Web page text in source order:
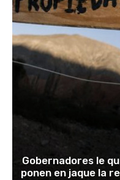
Gobernadores le
ponen en jaque la